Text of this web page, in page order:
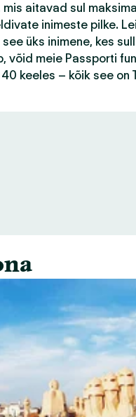
aitavad sul
inimeste pilke.
üks inimene, kes
võid meie Passporti
keeles – kõik see on